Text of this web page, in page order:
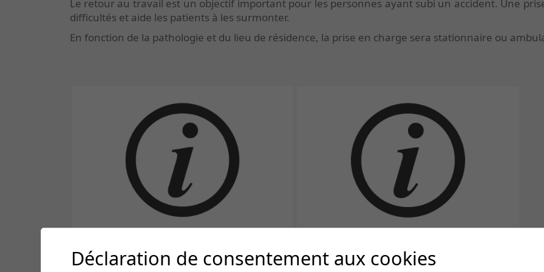
Le retour au travail est un objectif important pour les personnes ayant subi un accident. Une
difficultés et aide les patients à les surmonter.
En fonction de la pathologie et du lieu de résidence, la prise en charge sera stationnaire ou
Déclaration de consentement aux cookies